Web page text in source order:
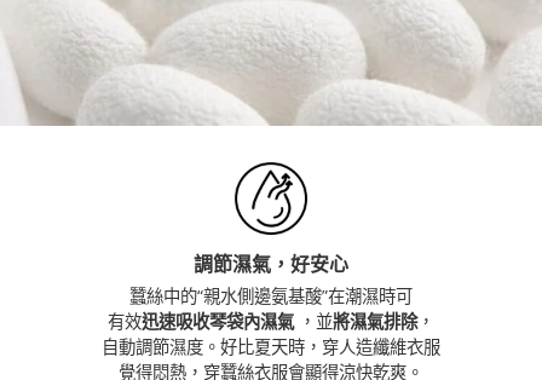
調節濕氣，好安心
蠶絲中的“親水側邊氨基酸”在潮濕時可
有效迅速吸收琴袋內濕氣，並將濕氣排除，
自動調節濕度。好比夏天時，穿人造纖維衣服
覺得悶熱，穿蠶絲衣服會顯得涼快乾爽。